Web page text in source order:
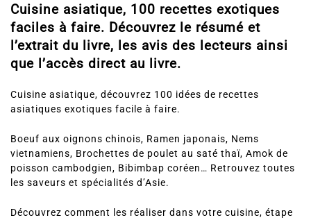
Cuisine asiatique, 100 recettes exotiques
faciles à faire. Découvrez le résumé et
l’extrait du livre, les avis des lecteurs ainsi
que l’accès direct au livre.
Cuisine asiatique, découvrez 100 idées de recettes
asiatiques exotiques facile à faire.
Boeuf aux oignons chinois, Ramen japonais, Nems
vietnamiens, Brochettes de poulet au saté thaï, Amok de
poisson cambodgien, Bibimbap coréen… Retrouvez toutes
les saveurs et spécialités d’Asie.
Découvrez comment les réaliser dans votre cuisine, étape